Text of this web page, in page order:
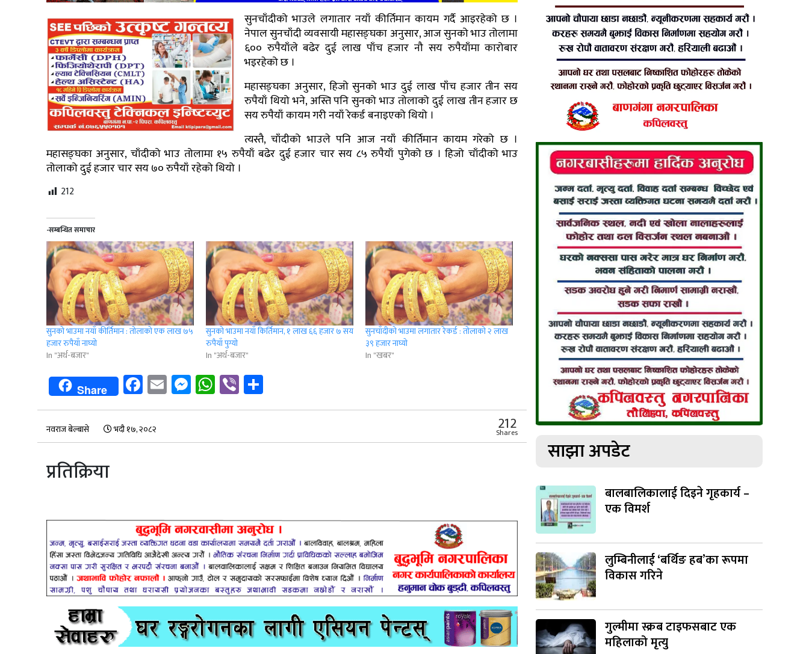
सुनचाँदीको भाउले लगातार नयाँ कीर्तिमान कायम गर्दै आइरहेको छ ।
नेपाल सुनचाँदी व्यवसायी महासङ्घका अनुसार, आज सुनको भाउ तोलामा
६०० रुपैयाँले बढेर दुई लाख पाँच हजार नौ सय रुपैयाँमा कारोबार
भइरहेको छ ।
महासङ्घका अनुसार, हिजो सुनको भाउ दुई लाख पाँच हजार तीन सय
रुपैयाँ थियो भने, अस्ति पनि सुनको भाउ तोलाको दुई लाख तीन हजार छ
सय रुपैयाँ कायम गरी नयाँ रेकर्ड बनाइएको थियो ।
त्यस्तै, चाँदीको भाउले पनि आज नयाँ कीर्तिमान कायम गरेको छ ।
महासङ्घका अनुसार, चाँदीको भाउ तोलामा १५ रुपैयाँ बढेर दुई हजार चार सय ८५ रुपैयाँ पुगेको छ । हिजो चाँदीको भाउ
तोलाको दुई हजार चार सय ७० रुपैयाँ रहेको थियो ।
212
-सम्बन्धित समाचार
सुनको भाउमा नयाँ कीर्तिमान : तोलाकाे एक लाख ७५
हजार रुपैयाँ नाघ्यो
In "अर्थ-बजार"
सुनको भाउमा नयाँ किर्तिमान, १ लाख ६६ हजार ७ सय
रुपैयाँ पुग्यो
In "अर्थ-बजार"
सुनचाँदीको भाउमा लगातार रेकर्ड : तोलाको २ लाख
३९ हजार नाघ्याे
In "खबर"
Share Facebook
EmailMessenger
WhatsApp
Viber
नवराज बेल्बासे भदौ १७, २०८२ 212
Shares
प्रतिक्रिया
साझा अपडेट
बालबालिकालाई दिइने गृहकार्य –
एक विमर्श
लुम्बिनीलाई ‘बर्थिङ हब’का रूपमा
विकास गरिने
गुल्मीमा स्क्रब टाइफसबाट एक
महिलाको मृत्यु